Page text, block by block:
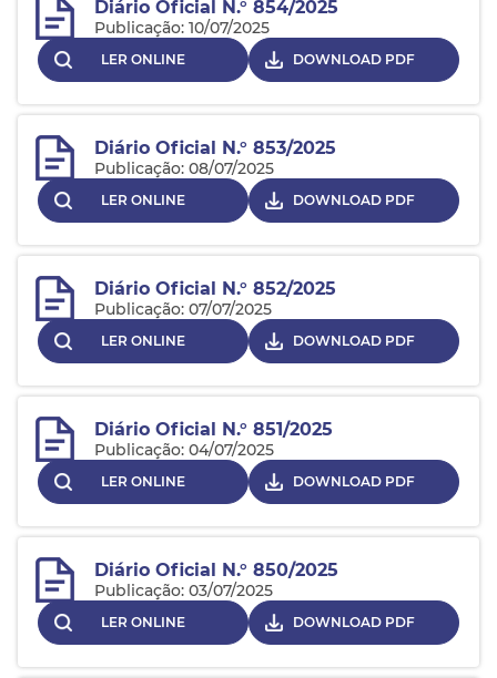
Diário Oficial N.° 854/2025
Publicação: 10/07/2025
LER ONLINE DOWNLOAD PDF
Diário Oficial N.° 853/2025
Publicação: 08/07/2025
LER ONLINE DOWNLOAD PDF
Diário Oficial N.° 852/2025
Publicação: 07/07/2025
LER ONLINE DOWNLOAD PDF
Diário Oficial N.° 851/2025
Publicação: 04/07/2025
LER ONLINE DOWNLOAD PDF
Diário Oficial N.° 850/2025
Publicação: 03/07/2025
LER ONLINE DOWNLOAD PDF